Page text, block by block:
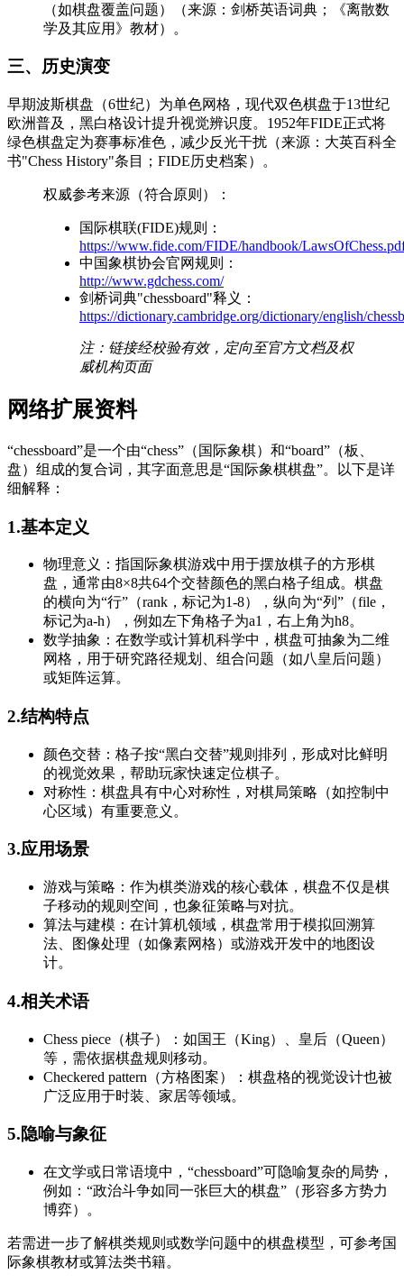
（如棋盘覆盖问题）（来源：剑桥英语词典；《离散数
学及其应用》教材）。
三、历史演变
早期波斯棋盘（6世纪）为单色网格，现代双色棋盘于13世纪
欧洲普及，黑白格设计提升视觉辨识度。1952年FIDE正式将
绿色棋盘定为赛事标准色，减少反光干扰（来源：大英百科全
书"Chess History"条目；FIDE历史档案）。
权威参考来源（符合原则）：
国际棋联(FIDE)规则：
https://www.fide.com/FIDE/handbook/
中国象棋协会官网规则：
http://www.gdchess.com/
剑桥词典"chessboard"释义：
https://dictionary.cambridge.org/dictionary/english/
注：链接经校验有效，定向至官方文档及权
威机构页面
网络扩展资料
“chessboard”是一个由“chess”（国际象棋）和“board”（板、
盘）组成的复合词，其字面意思是“国际象棋棋盘”。以下是详
细解释：
1.基本定义
物理意义：指国际象棋游戏中用于摆放棋子的方形棋
盘，通常由8×8共64个交替颜色的黑白格子组成。棋盘
的横向为“行”（rank，标记为1-8），纵向为“列”（file，
标记为a-h），例如左下角格子为a1，右上角为h8。
数学抽象：在数学或计算机科学中，棋盘可抽象为二维
网格，用于研究路径规划、组合问题（如八皇后问题）
或矩阵运算。
2.结构特点
颜色交替：格子按“黑白交替”规则排列，形成对比鲜明
的视觉效果，帮助玩家快速定位棋子。
对称性：棋盘具有中心对称性，对棋局策略（如控制中
心区域）有重要意义。
3.应用场景
游戏与策略：作为棋类游戏的核心载体，棋盘不仅是棋
子移动的规则空间，也象征策略与对抗。
算法与建模：在计算机领域，棋盘常用于模拟回溯算
法、图像处理（如像素网格）或游戏开发中的地图设
计。
4.相关术语
Chess piece（棋子）：如国王（King）、皇后（Queen）
等，需依据棋盘规则移动。
Checkered pattern（方格图案）：棋盘格的视觉设计也被
广泛应用于时装、家居等领域。
5.隐喻与象征
在文学或日常语境中，“chessboard”可隐喻复杂的局势，
例如：“政治斗争如同一张巨大的棋盘”（形容多方势力
博弈）。
若需进一步了解棋类规则或数学问题中的棋盘模型，可参考国
际象棋教材或算法类书籍。